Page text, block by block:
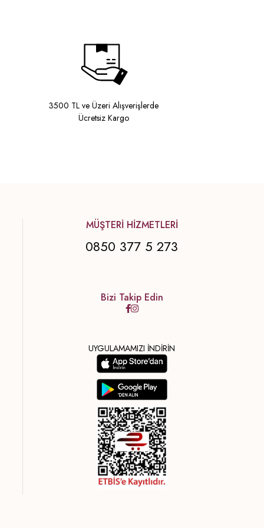
3500 TL ve Üzeri Alışverişlerde
Ücretsiz Kargo
MÜŞTERİ HİZMETLERİ
0850 377 5 273
Bizi Takip Edin
UYGULAMAMIZI İNDİRİN